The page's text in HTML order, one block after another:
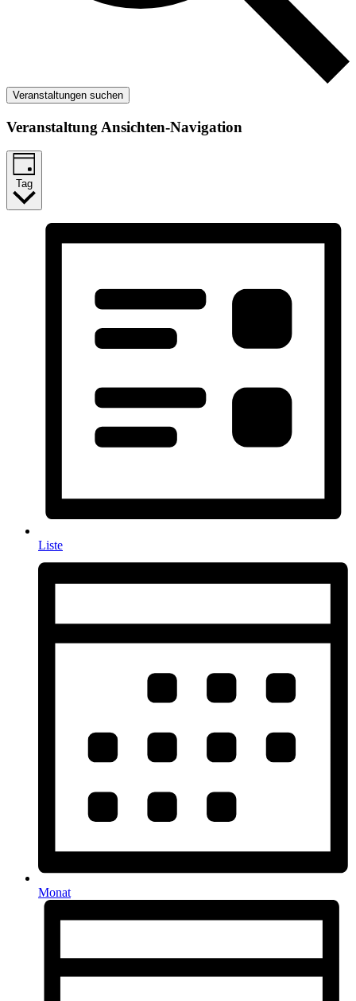
Veranstaltungen suchen
Veranstaltung Ansichten-Navigation
Tag
Liste
Monat